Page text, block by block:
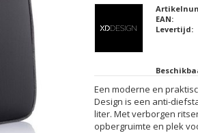
EAN:
Levertijd:
Een moderne en
Design is een anti-
liter. Met verborgen
opbergruimte en plek